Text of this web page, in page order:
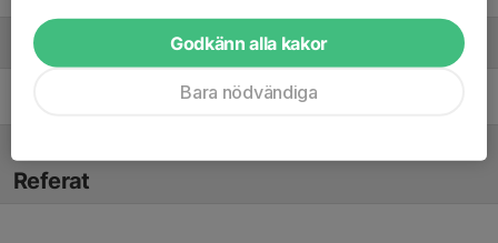
Ledare
Jenny SödermanTränare
Referat
Godkänn alla kakor
Bara nödvändiga